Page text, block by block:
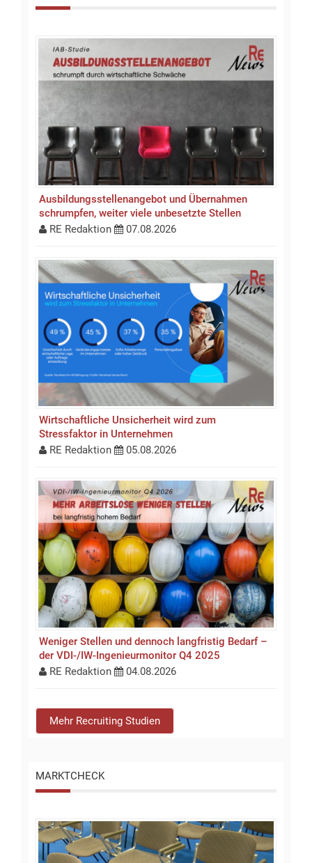
Ausbildungsstellen­an­gebot und Übernahmen
schrumpfen, weiter viele unbesetzte Stellen
RE Redaktion
07.08.2026
Wirtschaftliche Unsicherheit wird zum
Stressfaktor in Unternehmen
RE Redaktion
05.08.2026
Weniger Stellen und dennoch langfristig Bedarf –
der VDI-/IW-Ingenieurmonitor Q4 2025
RE Redaktion
04.08.2026
Mehr Recruiting Studien
MARKTCHECK